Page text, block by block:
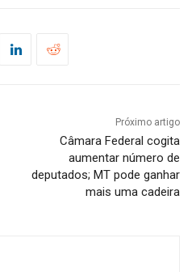
Próximo artigo
Câmara Federal cogita
aumentar número de
deputados; MT pode ganhar
mais uma cadeira